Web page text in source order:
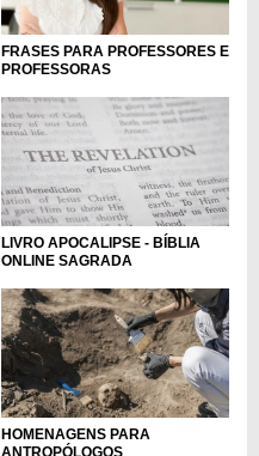
FRASES PARA PROFESSORES E
PROFESSORAS
LIVRO APOCALIPSE - BÍBLIA
ONLINE SAGRADA
HOMENAGENS PARA
ANTROPÓLOGOS